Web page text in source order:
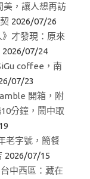
美，讓人想再訪
2026/07/26
才發現：原來
2026/07/24
coffee，南
07/23
開箱，附
分鐘，鬧中取
老字號，簡餐
2026/07/15
中西區：藏在